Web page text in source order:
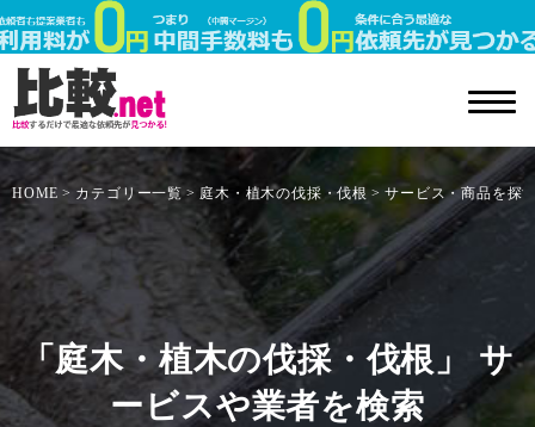
HOME カテゴリー一覧 庭木・植木の伐採・伐根 サービス・商品を探
「庭木・植木の伐採・伐根」 サ
ービスや業者を検索